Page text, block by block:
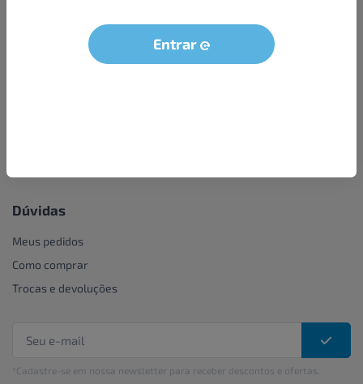
Entrar
Seja um parceiro
LGPD - Solicitação dos dados do titular
Dúvidas
Meus pedidos
Como comprar
Trocas e devoluções
*Cadastre-se em nossa newsletter para receber descontos e ofertas.